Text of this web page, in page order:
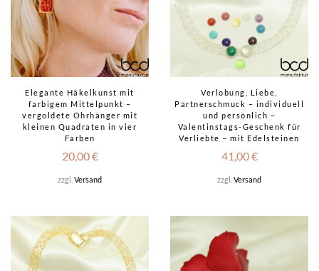
Elegante Häkelkunst mit
farbigem Mittelpunkt –
vergoldete Ohrhänger mit
kleinen Quadraten in vier
Farben
20,00€
zzgl. Versand
Verlobung, Liebe,
Partnerschmuck – individuell
und persönlich –
Valentinstags-Geschenk für
Verliebte – mit Edelsteinen
41,00€
zzgl. Versand